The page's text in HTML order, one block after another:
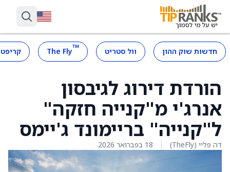
חדשות שוק ההון וול סטריט ™
The Fly
הורדת דירוג לגיבסון
אנרג'י מ"קנייה חזקה"
ל"קנייה" בריימונד ג'יימס
דה פליי (TheFly) 18 בפברואר 2026